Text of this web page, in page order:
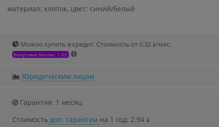
материал: хлопок, цвет: синий/белый
Можно купить в кредит. Стоимость от 0.32 ƃ/мec.
Бонусные баллы: 1.02
Юридическим лицам
Гарантия: 1 месяц
Стоимость доп. гарантии на 1 год: 2.94 ƃ